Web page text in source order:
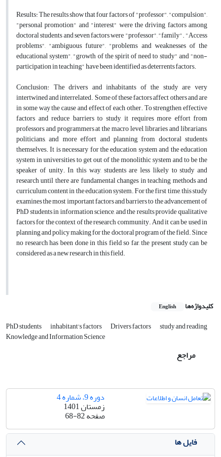
Results:The results show that four factors of "professor", "compulsion",
"personal promotion" and "interest" were the driving factors among
doctoral students and seven factors were "professor", "family". "Access
problems", "ambiguous future", "problems and weaknesses of the
educational system", "growth of the spirit of need to study" and "non-
participation in teaching" have been identified as deterrents factors.
Conclusion: The drivers and inhabitants of the study are very
intertwined and interrelated. Some of these factors affect others and are
in some way the cause and effect of each other. To strengthen effective
factors and reduce barriers to study, it requires more effort from
professors and programmers at the macro level, libraries and librarians,
politicians, and more effort and planning from doctoral students
themselves. It is necessary for the education system and the education
system in universities to get out of the monolithic system and to be the
speaker of unity. In this way, students are less likely to study and
research until there are fundamental changes in teaching methods and
curriculum content in the education system. For the first time, this study
examines the most important factors and barriers to the advancement of
PhD students in information science, and the results provide qualitative
factors for the context of the research community. And it can be used in
planning and policy making for the doctoral program of the field. Since
no research has been done in this field so far, the present study can be
considered as a new research in this field.
کلیدواژه‌ها English
PhD students inhabitant's factors Drivers factors study and reading
Knowledge and Information Science
مراجع
دوره 9، شماره 4
زمستان 1401
صفحه68-82
فایل ها